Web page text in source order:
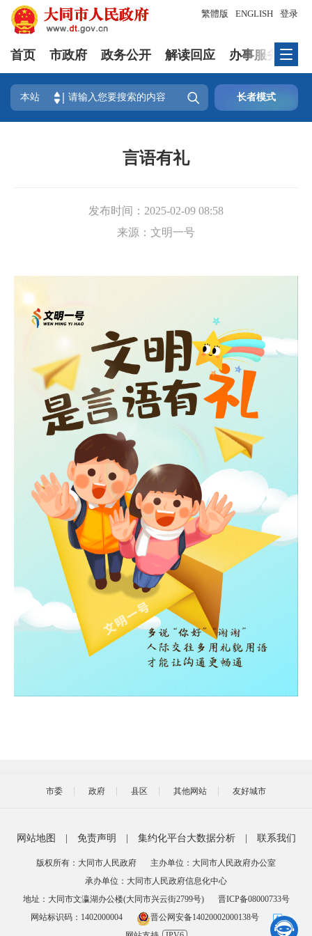
登录
繁體版 ENGLISH
首页 市政府 政务公开 解读回应 办事服务
本站  长者模式

言语有礼
发布时间： 2025-02-09 08:58
来源： 文明一号
市委 政府 县区 其他网站 友好城市
网站地图 免责声明 集约化平台大数据分析 联系我们
版权所有：大同市人民政府
主办单位：大同市人民政府办公室
承办单位：大同市人民政府信息化中心
地址：大同市文瀛湖办公楼(大同市兴云街2799号)
晋ICP备08000733号
网站标识码：1402000004
晋公网安备14020002000138号